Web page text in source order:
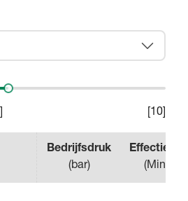
10
Bedrijfsdruk
(bar)
Effectieve
(Min